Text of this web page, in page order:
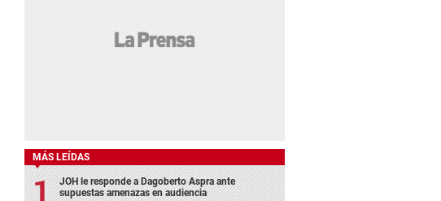
MÁS LEÍDAS
JOH le responde a Dagoberto Aspra ante
supuestas amenazas en audiencia